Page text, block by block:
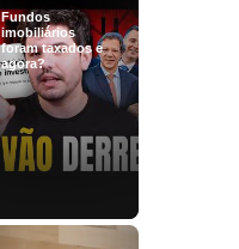
Fundos
imobiliários
foram taxados e
agora?